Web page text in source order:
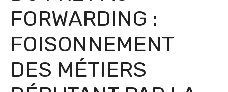
FORWARDING :
FOISONNEMENT
DES MÉTIERS